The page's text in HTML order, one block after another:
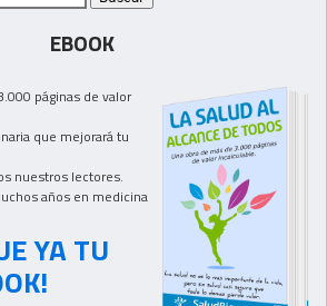
EBOOK
páginas de valor
que mejorará tu
nuestros lectores.
años en medicina
YA TU